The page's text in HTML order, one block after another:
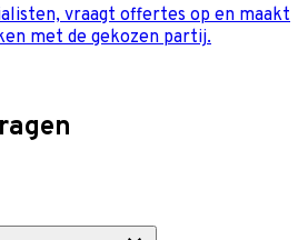
vraagt offertes op en maakt
met de gekozen partij.